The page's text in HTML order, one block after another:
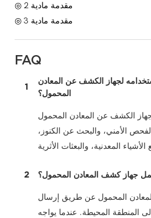
◎ مقدمة مادية 2
◎ مقدمة مادية 3
FAQ
1
لجهاز الكشف عن المعادن
المحمول؟
الكشف عن المعادن المحمول
الأمني، والبحث عن الكنوز،
2 جهاز كشف المعادن المحمول؟
المحمول عن طريق إرسال
المنطقة المحيطة. عندما يواجه